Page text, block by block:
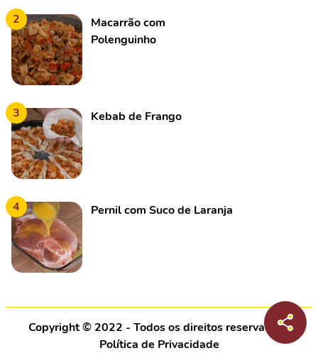
2
Macarrão com
Polenguinho
3 Kebab de Frango
4 Pernil com Suco de Laranja
Copyright © 2022 - Todos os direitos reservados |
Política de Privacidade